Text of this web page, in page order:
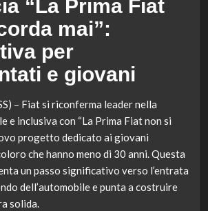
“La Prima Fiat
mai”:
per
e giovani
– Fiat si riconferma leader nella
e inclusiva con “La Prima Fiat non si
progetto dedicato ai giovani
che hanno meno di 30 anni. Questa
un passo significativo verso l’entrata
dell’automobile e punta a costruire
solida.